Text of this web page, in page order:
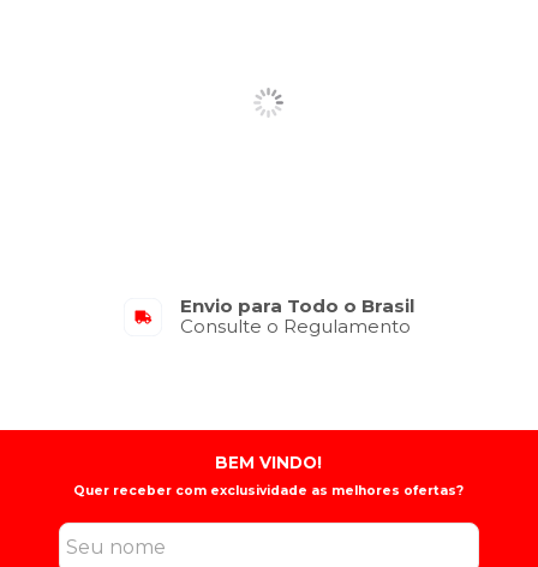
Envio para Todo o Brasil
Consulte o Regulamento
BEM VINDO!
Quer receber com exclusividade as melhores ofertas?